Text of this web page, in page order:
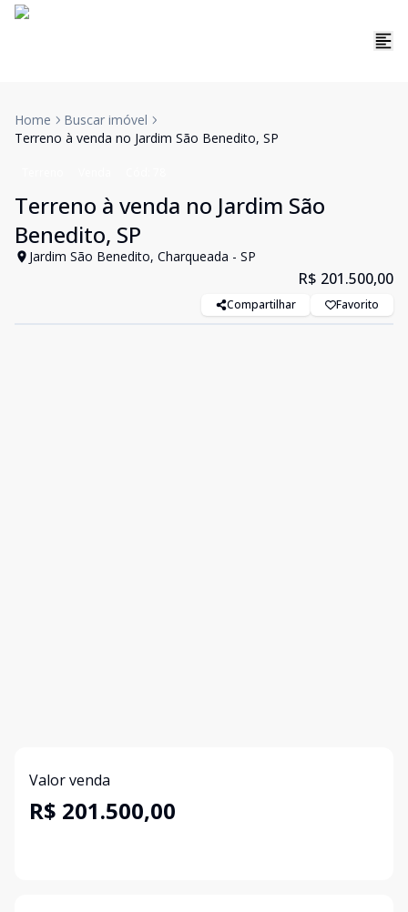
Home
Buscar imóvel
Terreno à venda no Jardim São Benedito, SP
Terreno à venda no Jardim São
Benedito, SP
Jardim São Benedito, Charqueada - SP
R$ 201.500,00
Compartilhar Favorito
Valor venda
R$ 201.500,00